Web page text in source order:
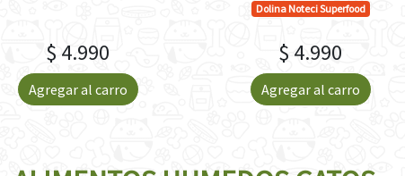
$ 4.990
Agregar al carro
Dolina Noteci Superfood
$ 4.990
Agregar al carro